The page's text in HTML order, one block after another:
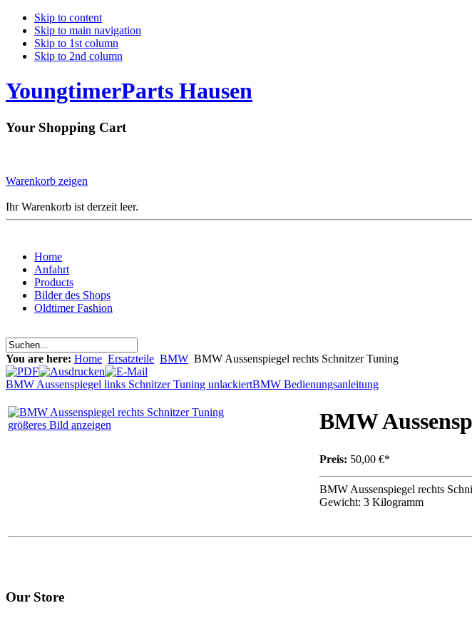
Skip to content
Skip to main navigation
Skip to 1st column
Skip to 2nd column
YoungtimerParts Hausen
Your Shopping Cart
Warenkorb zeigen
Ihr Warenkorb ist derzeit leer.
Home
Anfahrt
Products
Bilder des Shops
Oldtimer Fashion
You are here: Home Ersatzteile BMW BMW Aussenspiegel rechts Schnitzer Tuning
BMW Aussenspiegel links Schnitzer Tuning unlackiertBMW Bedienungsanleitung
größeres Bild anzeigen BMW
Preis: 50,00 €*
BMW Aussenspiegel rechts
Gewicht: 3 Kilogramm
Our Store